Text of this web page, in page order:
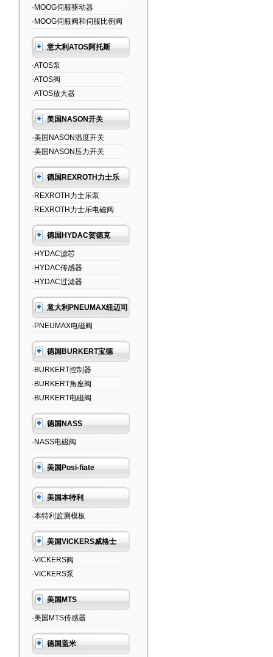
·MOOG伺服驱动器
·MOOG伺服阀和伺服比例阀
意大利ATOS阿托斯
·ATOS泵
·ATOS阀
·ATOS放大器
美国NASON开关
·美国NASON温度开关
·美国NASON压力开关
德国REXROTH力士乐
·REXROTH力士乐泵
·REXROTH力士乐电磁阀
德国HYDAC贺德克
·HYDAC滤芯
·HYDAC传感器
·HYDAC过滤器
意大利PNEUMAX纽迈司
·PNEUMAX电磁阀
德国BURKERT宝德
·BURKERT控制器
·BURKERT角座阀
·BURKERT电磁阀
德国NASS
·NASS电磁阀
美国Posi-fiate
美国本特利
·本特利监测模板
美国VICKERS威格士
·VICKERS阀
·VICKERS泵
美国MTS
·美国MTS传感器
德国盖米